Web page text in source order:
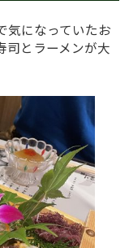
気になっていたお
司とラーメンが大